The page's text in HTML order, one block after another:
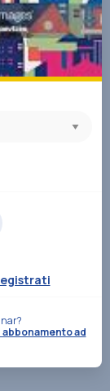
abbonamento ad